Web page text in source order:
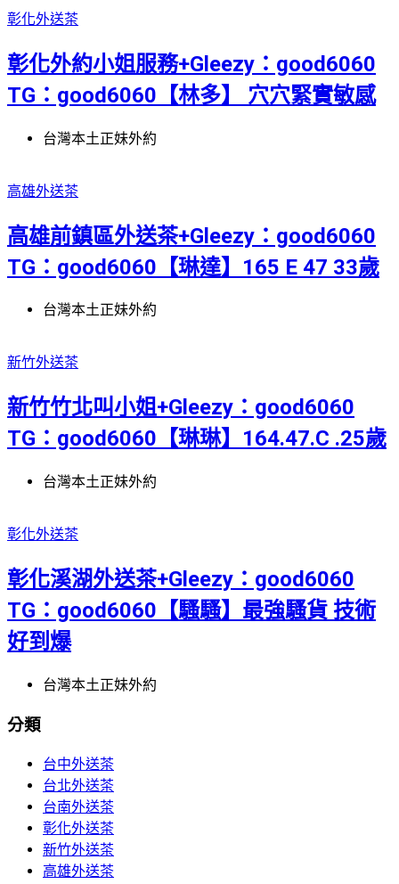
彰化外送茶
彰化外約小姐服務+Gleezy：good6060
TG：good6060【林多】 穴穴緊實敏感
台灣本土正妹外約
高雄外送茶
高雄前鎮區外送茶+Gleezy：good6060
TG：good6060【琳達】165 E 47 33歲
台灣本土正妹外約
新竹外送茶
新竹竹北叫小姐+Gleezy：good6060
TG：good6060【琳琳】164.47.C .25歲
台灣本土正妹外約
彰化外送茶
彰化溪湖外送茶+Gleezy：good6060
TG：good6060【騷騷】最強騷貨 技術
好到爆
台灣本土正妹外約
分類
台中外送茶
台北外送茶
台南外送茶
彰化外送茶
新竹外送茶
高雄外送茶